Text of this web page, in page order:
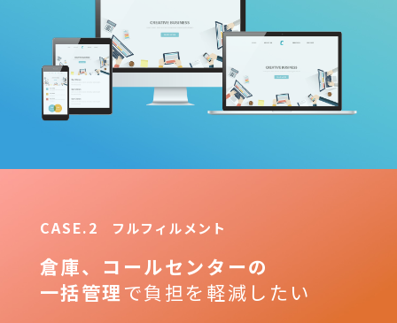
CASE.2 フルフィルメント
倉庫、コールセンターの
一括管理で負担を軽減したい